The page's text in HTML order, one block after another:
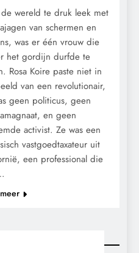
de wereld te druk leek met
van schermen en
was er één vrouw die
het gordijn durfde te
Rosa Koire paste niet in
van een revolutionair,
geen politicus, geen
en geen
activist. Ze was een
vastgoedtaxateur uit
een professional die